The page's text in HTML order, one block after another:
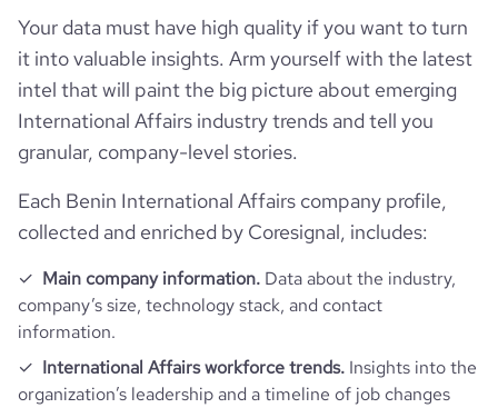
hq_full_address *******
professional_network_
url
https://www.professional-
network.com/company/benincontrol
total_website_visits_monthly 130
bounce_rate 40.91
pages_per_visit
average_visit_duration_seconds
Employee review score & changes
company_employee_reviews_count 2
company_employee_reviews_aggregate_score
Your data must have high quality if you want to turn
it into valuable insights. Arm yourself with the latest
intel that will paint the big picture about emerging
International Affairs industry trends and tell you
granular, company-level stories.
Each Benin International Affairs company profile,
collected and enriched by Coresignal, includes:
Main company information. Data about the industry,
company’s size, technology stack, and contact
information.
International Affairs workforce trends. Insights into the
organization’s leadership and a timeline of job changes